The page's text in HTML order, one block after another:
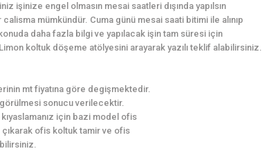
işinize engel olmasın mesai saatleri dışında yapılsın
mümkündür. Cuma günü mesai saati bitimi ile alınıp
daha fazla bilgi ve yapılacak işin tam süresi için
koltuk döşeme atölyesini arayarak yazılı teklif alabilirsiniz.
mt fiyatına göre degişmektedir.
görülmesi sonucu verilecektir.
için bazi model ofis
çıkarak ofis koltuk tamir ve ofis